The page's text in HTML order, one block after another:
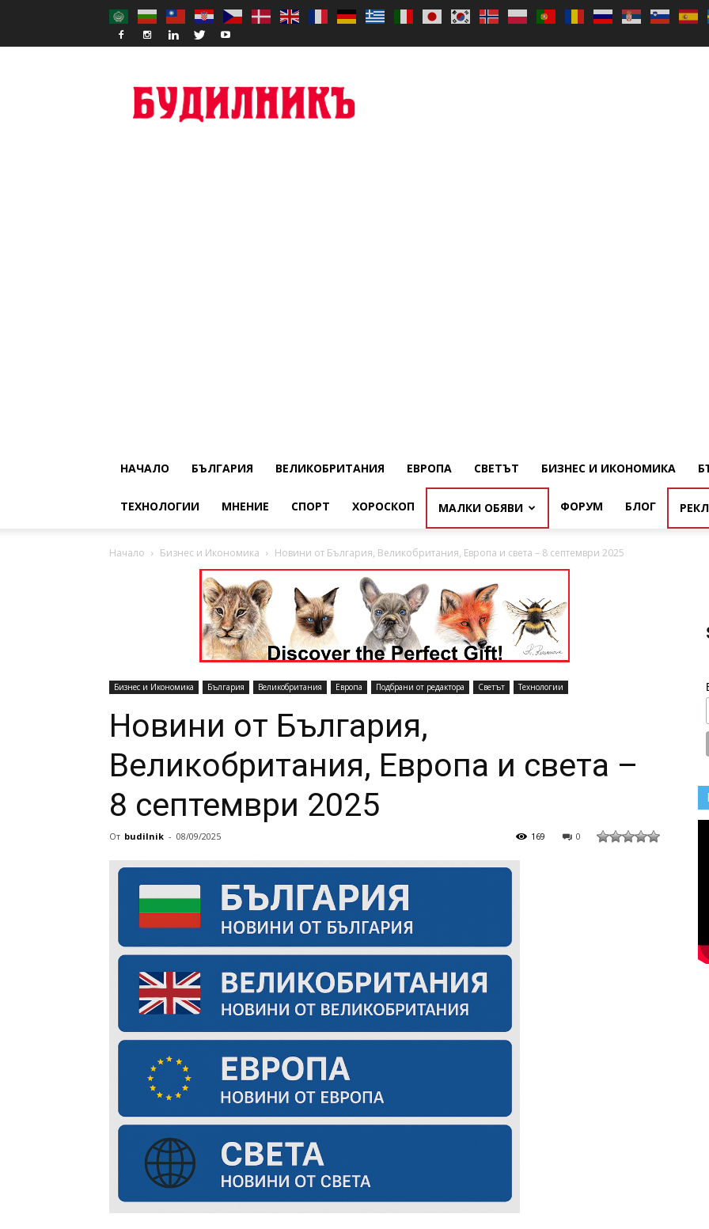
НАЧАЛО БЪЛГАРИЯ ВЕЛИКОБРИТАНИЯ ЕВРОПА СВЕТЪТ БИЗНЕС И ИКОНОМИКА
ТЕХНОЛОГИИ МНЕНИЕ СПОРТ ХОРОСКОП МАЛКИ ОБЯВИ ФОРУМ БЛОГ
Начало Бизнес и Икономика Новини от България, Великобритания, Европа и света – 8 септември 2025
Бизнес и Икономика България Великобритания Европа Подбрани от редактора Светът Технологии
Новини от България,
Великобритания, Европа и света –
8 септември 2025
От budilnik - 08/09/2025 0
169